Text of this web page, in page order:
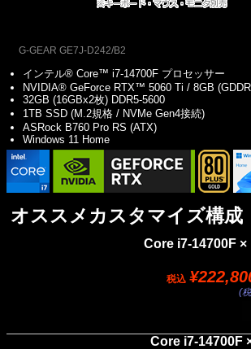
G-GEAR GE7J-D242/B2
インテル® Core™ i7-14700F プロセッサー
NVIDIA® GeForce RTX™ 5060 Ti / 8GB
32GB (16GBx2枚) DDR5-5600
1TB SSD (M.2規格 / NVMe Gen4接続)
ASRock B760 Pro RS (ATX)
Windows 11 Home
オススメカスタマイズ構成
Core i7-14700F ×
税込
(
Core i7-14700F